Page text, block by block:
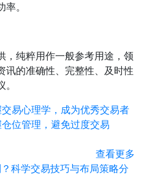
。
，纯粹用作一般参考用途，领
讯的准确性、完整性、及时性
易心理学，成为优秀交易者
位管理，避免过度交易
查看更多
科学交易技巧与布局策略分